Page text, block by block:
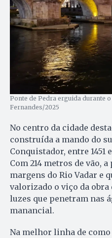
Ponte de Pedra erguida durante
Fernandes/2025
No centro da cidade
construída a mando do
Conquistador, entre 1451
Com 214 metros de vão,
margens do Rio Vadar e
valorizado o viço da obra
luzes que penetram nas
manancial.
Na melhor linha de